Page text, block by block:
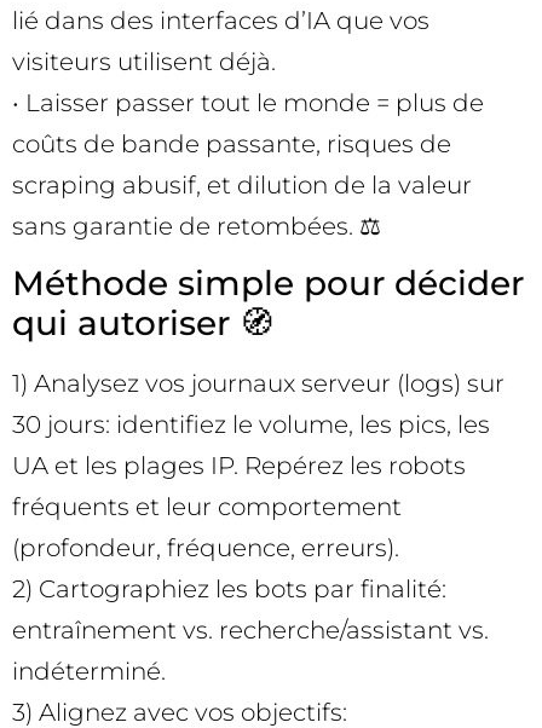
lié dans des interfaces d’IA que vos
visiteurs utilisent déjà.
• Laisser passer tout le monde = plus de
coûts de bande passante, risques de
scraping abusif, et dilution de la valeur
sans garantie de retombées. ⚖️
Méthode simple pour décider
qui autoriser 🧭
1) Analysez vos journaux serveur (logs) sur
30 jours: identifiez le volume, les pics, les
UA et les plages IP. Repérez les robots
fréquents et leur comportement
(profondeur, fréquence, erreurs).
2) Cartographiez les bots par finalité:
entraînement vs. recherche/assistant vs.
indéterminé.
3) Alignez avec vos objectifs: